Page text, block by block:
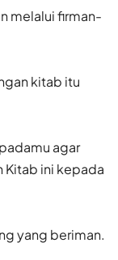
melalui firman-
kitab itu
agar
Kitab ini kepada
yang beriman.